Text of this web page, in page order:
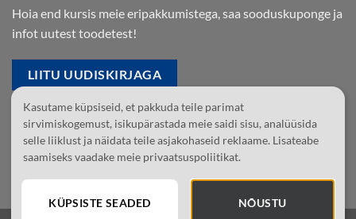
Hoia end kursis meie eripakkumistega, saa sooduskuponge ja
infot uutest toodetest!
LIITU UUDISKIRJAGA
Jälgi meid Facebookis
Jälgi meid Instagramis
Kasutame küpsiseid, et pakkuda teile parimat
sirvimiskogemust, isikupärastada meie saidi sisu, analüüsida
selle liiklust ja näidata teile asjakohaseid reklaame. Lisateabe
saamiseks vaadake meie privaatsuspoliitikat.
NÕUSTU
KÜPSISTE SEADED